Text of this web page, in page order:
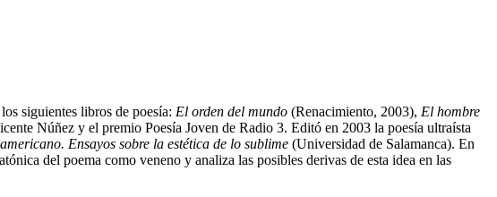
siguientes libros de poesía: El orden del mundo (Renacimiento, 2003), El hombre
Núñez y el premio Poesía Joven de Radio 3. Editó en 2003 la poesía ultraísta
Ensayos sobre la estética de lo sublime (Universidad de Salamanca). En
del poema como veneno y analiza las posibles derivas de esta idea en las